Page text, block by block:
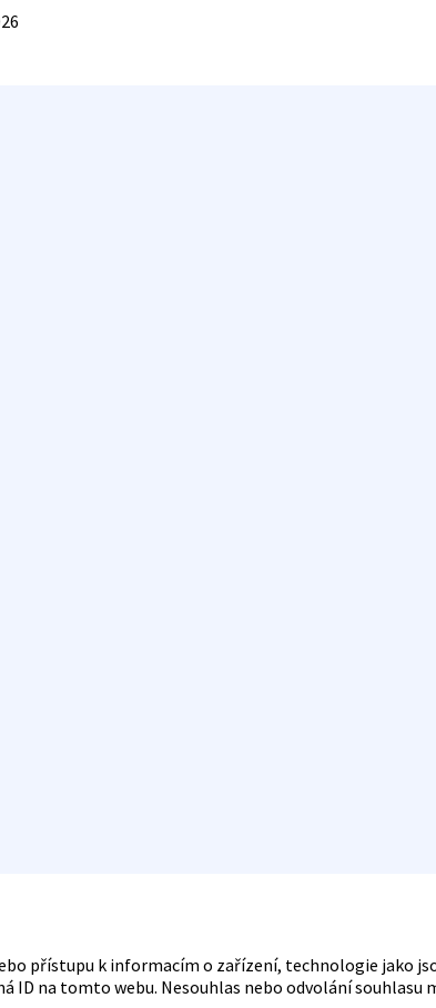
přístupu k informacím o zařízení, technologie jako
ID na tomto webu. Nesouhlas nebo odvolání